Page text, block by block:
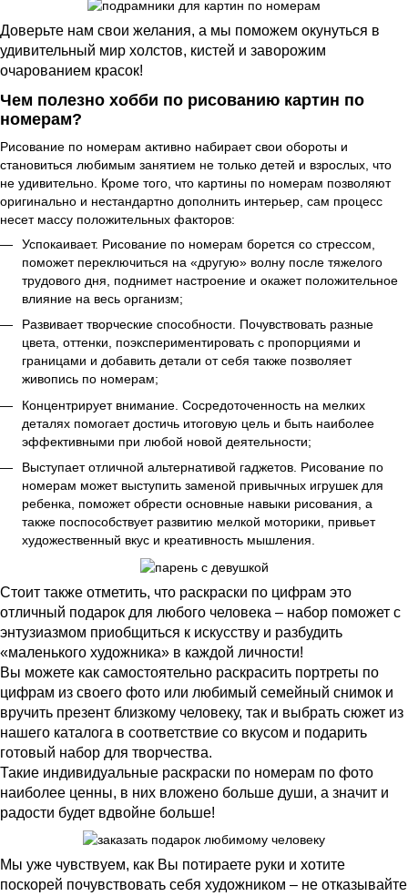
Доверьте нам свои желания, а мы поможем окунуться в
удивительный мир холстов, кистей и заворожим
очарованием красок!
Чем полезно хобби по рисованию картин по
номерам?
Рисование по номерам активно набирает свои обороты и
становиться любимым занятием не только детей и взрослых, что
не удивительно. Кроме того, что картины по номерам позволяют
оригинально и нестандартно дополнить интерьер, сам процесс
несет массу положительных факторов:
Успокаивает. Рисование по номерам борется со стрессом,
поможет переключиться на «другую» волну после тяжелого
трудового дня, поднимет настроение и окажет положительное
влияние на весь организм;
Развивает творческие способности. Почувствовать разные
цвета, оттенки, поэкспериментировать с пропорциями и
границами и добавить детали от себя также позволяет
живопись по номерам;
Концентрирует внимание. Сосредоточенность на мелких
деталях помогает достичь итоговую цель и быть наиболее
эффективными при любой новой деятельности;
Выступает отличной альтернативой гаджетов. Рисование по
номерам может выступить заменой привычных игрушек для
ребенка, поможет обрести основные навыки рисования, а
также поспособствует развитию мелкой моторики, привьет
художественный вкус и креативность мышления.
Стоит также отметить, что раскраски по цифрам это
отличный подарок для любого человека – набор поможет с
энтузиазмом приобщиться к искусству и разбудить
«маленького художника» в каждой личности!
Вы можете как самостоятельно раскрасить портреты по
цифрам из своего фото или любимый семейный снимок и
вручить презент близкому человеку, так и выбрать сюжет из
нашего каталога в соответствие со вкусом и подарить
готовый набор для творчества.
Такие индивидуальные раскраски по номерам по фото
наиболее ценны, в них вложено больше души, а значит и
радости будет вдвойне больше!
Мы уже чувствуем, как Вы потираете руки и хотите
поскорей почувствовать себя художником – не отказывайте